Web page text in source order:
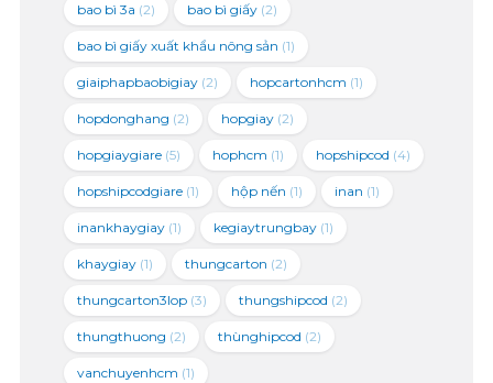
bao bì 3a (2) bao bì giấy(2)
bao bì giấy xuất khẩu nông sản (1)
giaiphapbaobigiay(2) hopcartonhcm (1)
hopdonghang (2) hopgiay(2)
hopgiaygiare(5) hophcm (1) hopshipcod (4)
hopshipcodgiare(1) hộp nến (1) inan (1)
inankhaygiay(1) kegiaytrungbay(1)
khaygiay(1) thungcarton (2)
thungcarton3lop(3) thungshipcod (2)
thungthuong (2) thùnghipcod (2)
vanchuyenhcm (1)